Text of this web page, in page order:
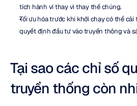
tích hành vi thay vì thay thế chúng.
Tối ưu hóa trước khi khởi chạy có thể
quyết định đầu tư vào truyền thông và
Tại sao các chỉ số
truyền thống còn